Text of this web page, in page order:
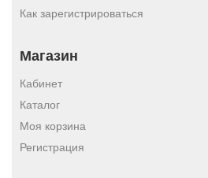
Как зарегистрироваться
Магазин
Кабинет
Каталог
Моя корзина
Регистрация